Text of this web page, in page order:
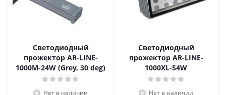
Светодиодный
прожектор AR-LINE-
1000M-24W (Grey, 30 deg)
Нет в наличии
Светодиодный
прожектор AR-LINE-
1000XL-54W
Нет в наличии